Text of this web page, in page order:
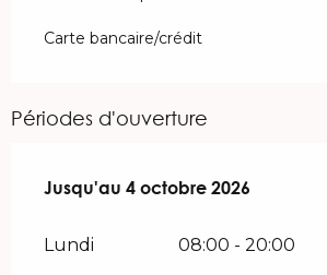
Carte bancaire/crédit
Périodes d'ouverture
Du27 mars 2026au 4 octobre 2026
Jusqu'au 4 octobre 2026
Lundi 08:00 - 20:00